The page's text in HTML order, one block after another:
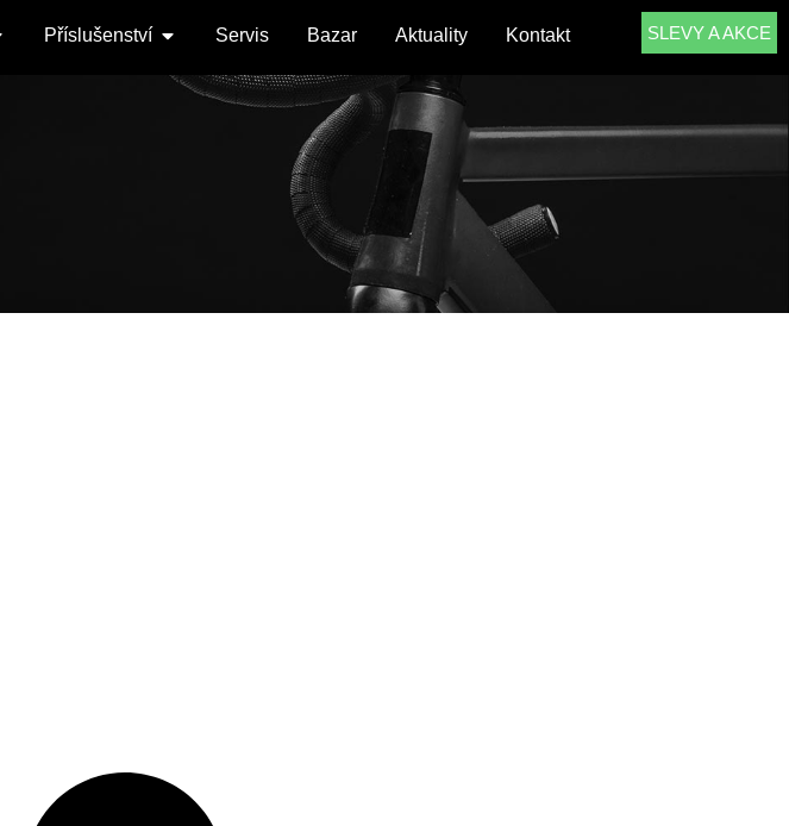
Příslušenství Servis Bazar Aktuality Kontakt SLEVY A AKCE